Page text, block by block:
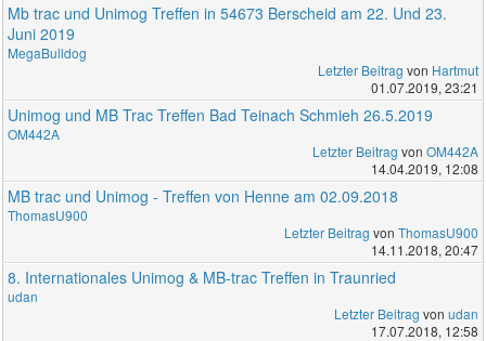
Mb trac und Unimog Treffen in 54673 Berscheid am 22. Und 23.
Juni 2019
MegaBulldog
Letzter Beitrag von Hartmut
01.07.2019, 23:21
Unimog und MB Trac Treffen Bad Teinach Schmieh 26.5.2019
OM442A
Letzter Beitrag von OM442A
14.04.2019, 12:08
MB trac und Unimog - Treffen von Henne am 02.09.2018
ThomasU900
Letzter Beitrag von ThomasU900
14.11.2018, 20:47
8. Internationales Unimog & MB-trac Treffen in Traunried
udan
Letzter Beitrag von udan
17.07.2018, 12:58